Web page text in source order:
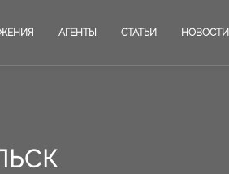
АГЕНТЫ СТАТЬИ НОВОСТИ